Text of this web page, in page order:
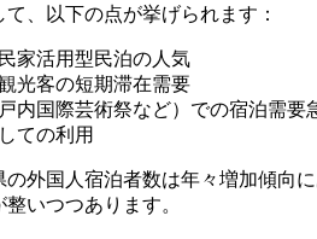
、以下の点が挙げられます：
家活用型民泊の人気
光客の短期滞在需要
内国際芸術祭など）での宿泊需要
ての利用
外国人宿泊者数は年々増加傾向
いつつあります。